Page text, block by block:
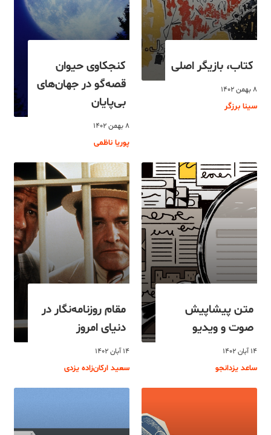
کتاب، بازیگر اصلی
۸ بهمن ۱۴۰۲
سینا برزگر
کنجکاوی حیوان
قصه‌گو در جهان‌های
بی‌پایان
۸ بهمن ۱۴۰۲
پوریا ناظمی
متن پیشاپیش
صوت و ویدیو
۱۴ آبان ۱۴۰۲
ساعد یزدانجو
مقام روزنامه‌نگار در
دنیای امروز
۱۴ آبان ۱۴۰۲
سعید ارکان‌زاده یزدی